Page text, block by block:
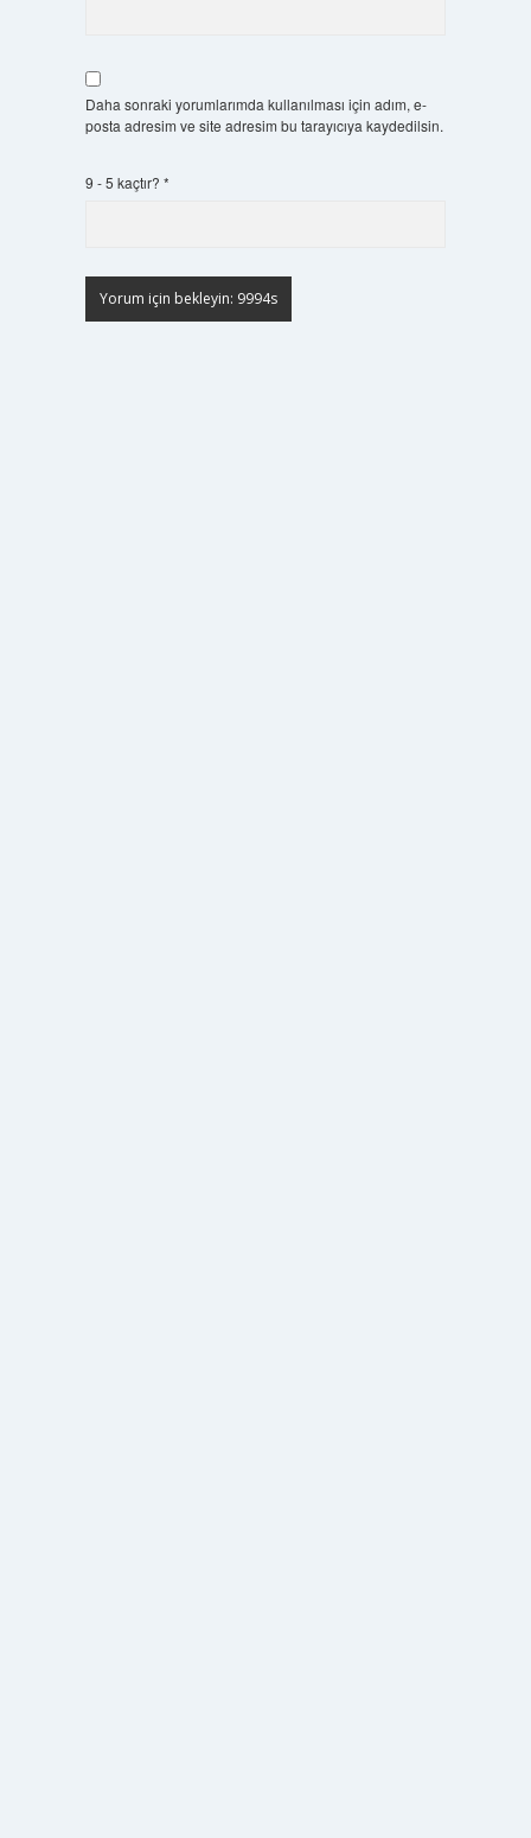
Daha sonraki yorumlarımda kullanılması için adım, e-
posta adresim ve site adresim bu tarayıcıya kaydedilsin.
9 - 5 kaçtır? *